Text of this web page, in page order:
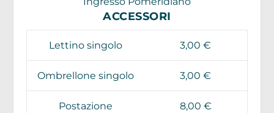
ACCESSORI
Lettino singolo 3,00 €
Ombrellone singolo 3,00 €
Postazione
8,00 €